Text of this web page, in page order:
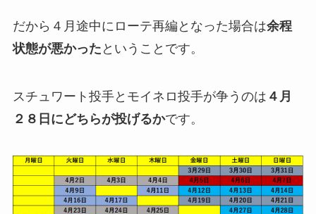
だから４月途中にローテ再編となった場合は余程
状態が悪かった ということです。
スチュワート投手とモイネロ投手が争うのは ４月
２８日にどちらが投げるかです。